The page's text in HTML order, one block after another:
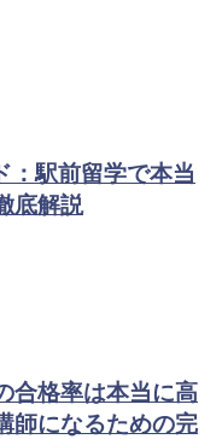
：駅前留学で本当
底解説
合格率は本当に高
師になるための完